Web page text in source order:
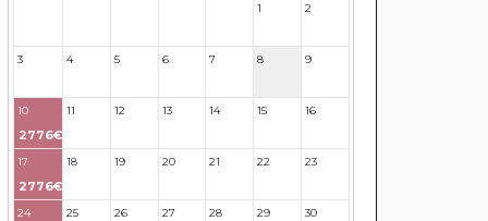
1 2
3 4 5 6 7 8 9
10
2776€
11 12 13 14 15 16
17
2776€
18 19 20 21 22 23
24 25 26 27 28 29 30